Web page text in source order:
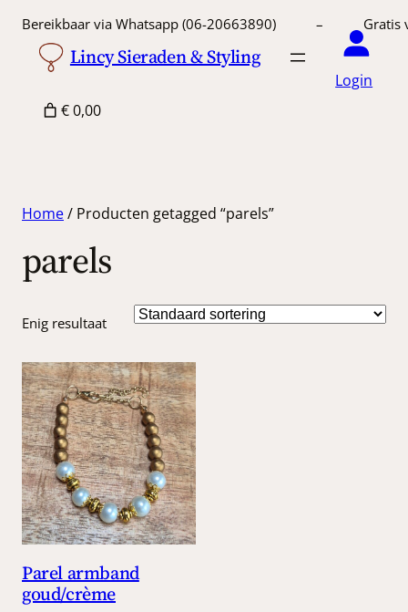
Bereikbaar via Whatsapp (06-20663890) –
Lincy Sieraden & Styling
Login
€ 0,00
Home/ Producten getagged “parels”
parels
Enig resultaat
Parel armband
goud/crème